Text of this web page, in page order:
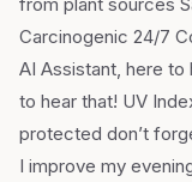
Carcinogenic 24/7
AI Assistant, here to
to hear that! UV
protected don’t
I improve my